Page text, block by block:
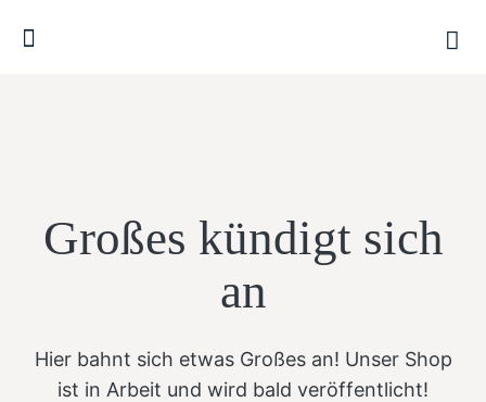
Großes kündigt sich
an
Hier bahnt sich etwas Großes an! Unser Shop
ist in Arbeit und wird bald veröffentlicht!